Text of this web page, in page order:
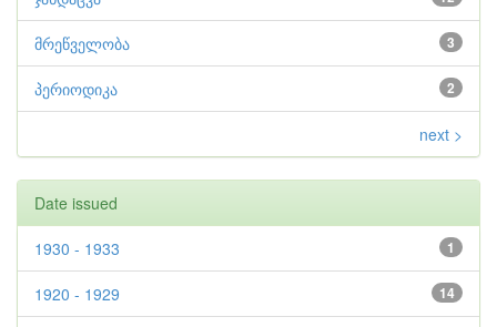
3
მრეწველობა
2
პერიოდიკა
next >
Date issued
1
1930 - 1933
14
1920 - 1929